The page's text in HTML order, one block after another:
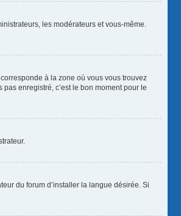
les modérateurs et vous-même.
à la zone où vous vous trouvez
enregistré, c’est le bon moment pour le
du forum d’installer la langue désirée. Si